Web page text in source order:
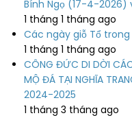
Bính Ngọ (17-4-
1 tháng 1 tháng ago
Các ngày giỗ Tổ
1 tháng 1 tháng ago
CÔNG ĐỨC DI DỜI
MỘ ĐÁ TẠI NGHĨA
2024-2025
1 tháng 3 tháng ago